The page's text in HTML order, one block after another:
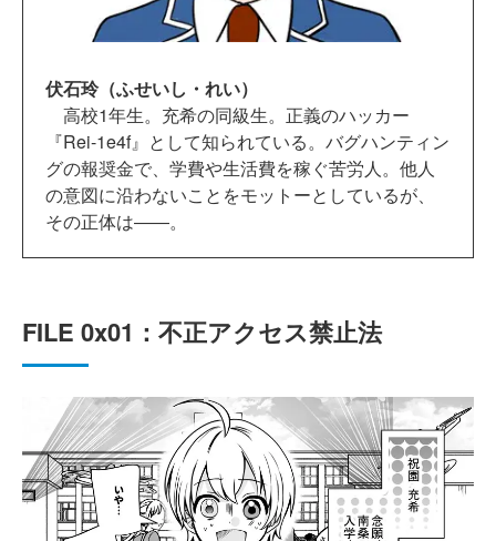
伏石玲（ふせいし・れい）
高校1年生。充希の同級生。正義のハッカー
『Rei-1e4f』として知られている。バグハンティン
グの報奨金で、学費や生活費を稼ぐ苦労人。他人
の意図に沿わないことをモットーとしているが、
その正体は――。
FILE 0x01：不正アクセス禁止法